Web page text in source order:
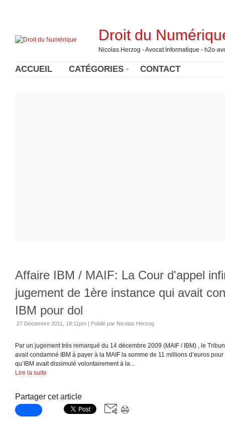
Droit du
Nicolas Herzog - Avocat Informatique - h2o-
ACCUEIL CATÉGORIES CONTACT
Affaire IBM / MAIF: La Cour d'appel
jugement de 1ère instance qui avait
IBM pour dol
27 Décembre 2011, 18:11pm | Publié par Nicolas Herzog
Par un jugement très remarqué du 14 décembre 2009 (MAIF / IBM) , le
avait condamné IBM à payer à la MAIF la somme de 11 millions d’euros
qu’IBM avait dissimulé volontairement à la...
Lire la suite
Partager cet article